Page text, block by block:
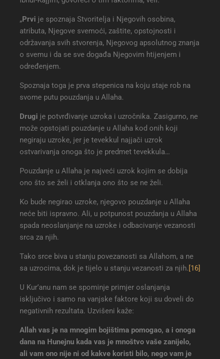
„Prvi je spoznaja Stvoritelja i Njegovih osobina,
atributa, Njegove svemoći, zaštite, opstojnosti i
održavanja svih stvorenja, Njegovog apsolutnog znanja
o svemu i da se sve događa Njegovim htijenjem i
određenjem.
Spoznaja toga je prva stepenica na koju staje rob na
svome putu pouzdanja u Allaha.
Drugi je potvrđivanje uzroka i uzročnika. Zasigurno, ne
može opstojati pouzdanje u Allaha kod onih koji
negiraju uzroke, jer je tevekkul najjači uzrok
ostvarivanja onoga što je predmet tevekkula…
Pouzdanje u Allaha je najveći uzrok kojim se dobija
ono što se želi i otklanja ono što se ne želi.
Ko bude negirao uzroke, njegovo pouzdanje u Allaha
neće biti ispravno. Ali, u potpunost pouzdanja u Allaha
spada neoslanjanje na uzroke i odbacivanje vezanosti
srca za njih.
Tako srce biva u stanju povezanosti sa Allahom, a ne
sa uzrocima, dok je tijelo u stanju vezanosti za njih.[16]
U Kur’anu nam se spominje primjer oslanjanja
isključivo i samo na vanjske faktore koji su doveli do
negativnih rezultata. Uzvišeni kaže:
Allah vas je na mnogim bojištima pomogao, a i onoga
dana na Hunejnu kada vas je mnoštvo vaše zanijelo,
ali vam ono nije ni od kakve koristi bilo, nego vam je